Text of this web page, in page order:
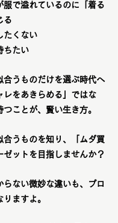
服で溢れているのに「着る
る
たくない
ちたい
合うものだけを選ぶ時代へ
レをあきらめる」ではな
つことが、賢い生き方。
合うものを知り、「ムダ買
ゼットを目指しませんか？
らない微妙な違いも、
プロ
りますよ。